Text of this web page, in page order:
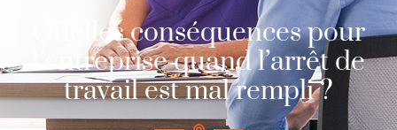
Quelles conséquences pour
l’entreprise quand l’arrêt de
travail est mal rempli ?